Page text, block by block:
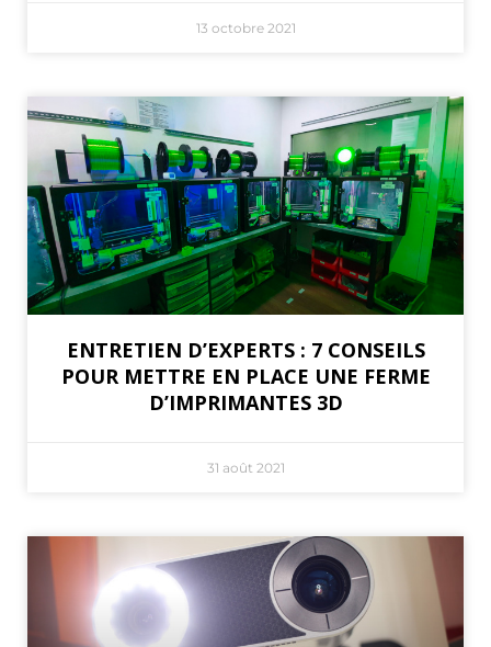
13 octobre 2021
ENTRETIEN D’EXPERTS : 7 CONSEILS
POUR METTRE EN PLACE UNE FERME
D’IMPRIMANTES 3D
31 août 2021